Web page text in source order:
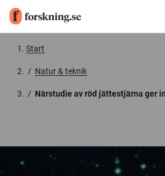
Start
/ Natur & teknik
/ Närstudie av röd jättestjärna ger